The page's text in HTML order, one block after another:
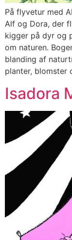
På flyvetur med
Alf og Dora, der
kigger på dyr og
om naturen.
blanding af
planter, blomster
Isadora